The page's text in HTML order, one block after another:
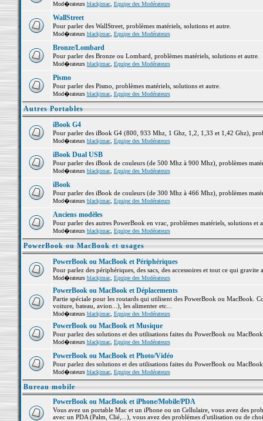
Mod�rateurs blackjmac, Equipe des Modérateurs
WallStreet
Pour parler des WallStreet, problèmes matériels, solutions et autre.
Mod�rateurs blackjmac, Equipe des Modérateurs
Bronze/Lombard
Pour parler des Bronze ou Lombard, problèmes matériels, solutions et autre.
Mod�rateurs blackjmac, Equipe des Modérateurs
Pismo
Pour parler des Pismo, problèmes matériels, solutions et autre.
Mod�rateurs blackjmac, Equipe des Modérateurs
Autres Portables
iBook G4
Pour parler des iBook G4 (800, 933 Mhz, 1 Ghz, 1,2, 1,33 et 1,42 Ghz),
Mod�rateurs blackjmac, Equipe des Modérateurs
iBook Dual USB
Pour parler des iBook de couleurs (de 500 Mhz à 900 Mhz), problèmes
Mod�rateurs blackjmac, Equipe des Modérateurs
iBook
Pour parler des iBook de couleurs (de 300 Mhz à 466 Mhz), problèmes
Mod�rateurs blackjmac, Equipe des Modérateurs
Anciens modèles
Pour parler des autres PowerBook en vrac, problèmes matériels, solutions et
Mod�rateurs blackjmac, Equipe des Modérateurs
PowerBook ou MacBook et usages
PowerBook ou MacBook et Périphériques
Pour parlez des périphériques, des sacs, des accessoires et tout ce qui
Mod�rateurs blackjmac, Equipe des Modérateurs
PowerBook ou MacBook et Déplacements
Partie spéciale pour les routards qui utilisent des PowerBook ou MacBook.
voiture, bateau, avion...), les alimenter etc...
Mod�rateurs blackjmac, Equipe des Modérateurs
PowerBook ou MacBook et Musique
Pour parlez des solutions et des utilisations faites du PowerBook ou
Mod�rateurs blackjmac, Equipe des Modérateurs
PowerBook ou MacBook et Photo/Vidéo
Pour parlez des solutions et des utilisations faites du PowerBook ou
Mod�rateurs blackjmac, Equipe des Modérateurs
Bureau mobile
PowerBook ou MacBook et iPhone/Mobile/PDA
Vous avez un portable Mac et un iPhone ou un Cellulaire, vous avez des
avec un PDA (Palm, Clié,...), vous avez des problèmes d'utilisation ou de